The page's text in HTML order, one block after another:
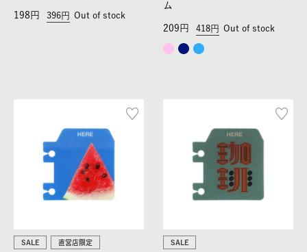
396
198 Out of stock
ム
418
209 Out of stock
SALE 直営店限定 SALE